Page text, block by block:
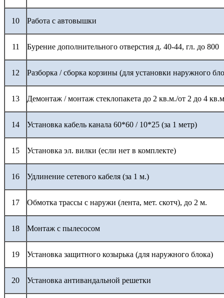
10 Работа с автовышки
11 Бурение дополнительного отверстия д. 40-44, гл. до 800
12 Разборка / сборка корзины (для установки наружного
13 Демонтаж / монтаж стеклопакета до 2 кв.м./от 2 до 4
14 Установка кабель канала 60*60 / 10*25 (за 1 метр)
15 Установка эл. вилки (если нет в комплекте)
16 Удлинение сетевого кабеля (за 1 м.)
17 Обмотка трассы с наружи (лента, мет. скотч), до 2 м.
18 Монтаж с пылесосом
19 Установка защитного козырька (для наружного блока)
20 Установка антивандальной решетки